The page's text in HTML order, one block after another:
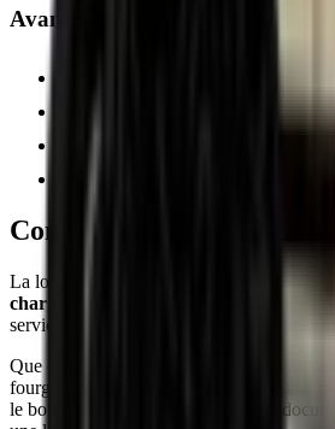
Avant la location
Calculez précisément le volume
Vérifiez la disponibilité du
Conclusion
La location d'un véhicule utilitaire permet
chargements spécifiques
et préserve
service soit entièrement satisfaisant,
Que ce soit une camionnette pour un petit
fourgon pour des travaux ou un camion
le bon véhicule et préparer les bons